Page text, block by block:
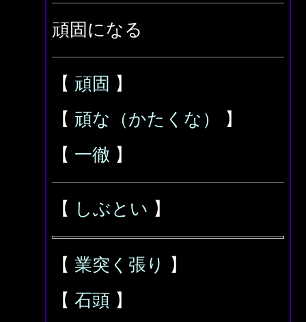
頑固になる
【 頑固 】
【 頑な（かたくな）
】
【 一徹 】
【 しぶとい 】
【 業突く張り
】
【 石頭 】